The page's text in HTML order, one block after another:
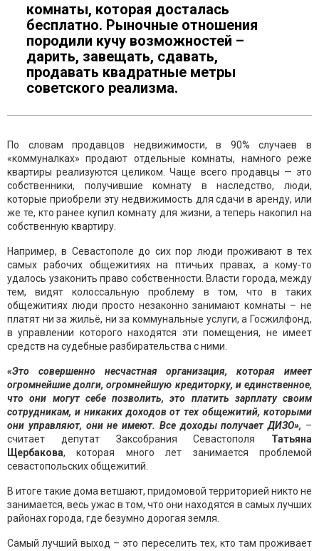
комнаты, которая досталась
бесплатно. Рыночные отношения
породили кучу возможностей –
дарить, завещать, сдавать,
продавать квадратные метры
советского реализма.
По словам продавцов недвижимости, в 90% случаев в
«коммуналках» продают отдельные комнаты, намного реже
квартиры реализуются целиком. Чаще всего продавцы — это
собственники, получившие комнату в наследство, люди,
которые приобрели эту недвижимость для сдачи в аренду, или
же те, кто ранее купил комнату для жизни, а теперь накопил на
собственную квартиру.
Например, в Севастополе до сих пор люди проживают в тех
самых рабочих общежитиях на птичьих правах, а кому-то
удалось узаконить право собственности. Власти города, между
тем, видят колоссальную проблему в том, что в таких
общежитиях люди просто незаконно занимают комнаты – не
платят ни за жильё, ни за коммунальные услуги, а Госжилфонд,
в управлении которого находятся эти помещения, не имеет
средств на судебные разбирательства с ними.
«Это совершенно несчастная организация, которая имеет
огромнейшие долги, огромнейшую кредиторку, и единственное,
что они могут себе позволить, это платить зарплату своим
сотрудникам, и никаких доходов от тех общежитий, которыми
они управляют, они не имеют. Все доходы получает ДИЗО», –
считает депутат Заксобрания Севастополя Татьяна
Щербакова, которая много лет занимается проблемой
севастопольских общежитий.
В итоге такие дома ветшают, придомовой территорией никто не
занимается, весь ужас в том, что они находятся в самых лучших
районах города, где безумно дорогая земля.
Самый лучший выход – это переселить тех, кто там проживает